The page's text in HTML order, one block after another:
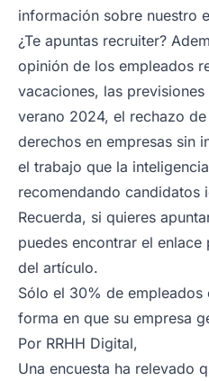
información sobre nuestro
¿Te apuntas recruiter?
opinión de los empleados
vacaciones, las
verano 2024, el rechazo
derechos en empresas sin
el trabajo que la
recomendando candidatos
Recuerda, si quieres
puedes encontrar el
del artículo.
Sólo el 30% de empleados
forma en que su empresa
Por RRHH Digital,
Una encuesta ha relevado